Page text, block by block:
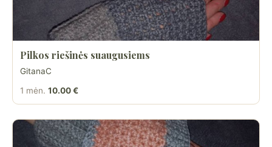
Pilkos riešinės suaugusiems
GitanaC
1 mėn. 10.00 €